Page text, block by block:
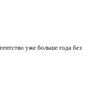
уже больше года без